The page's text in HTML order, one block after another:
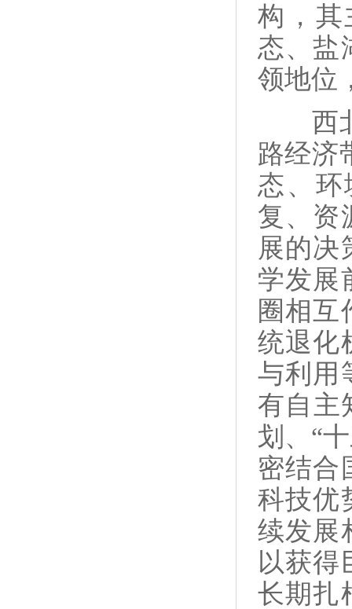
构，其
态、盐
领地位
西北
路经济
态、
复、资
展的决
学发
圈相互
统退化
与利用
有自主
划、“
密结合
科技优
续发展
以获得
长期扎